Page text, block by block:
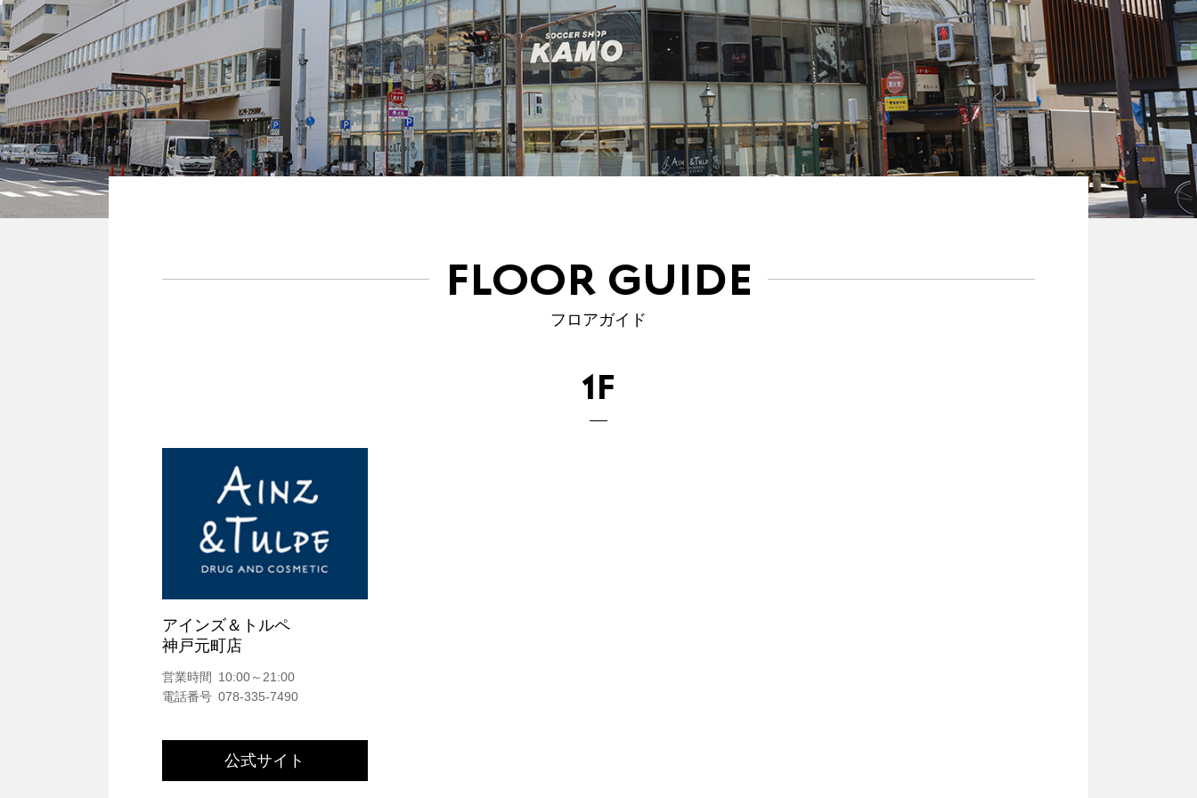
FLOOR GUIDE
フロアガイド
1F
アインズ＆トルペ
神戸元町店
営業時間
10:00～21:00
電話番号 078-335-7490
公式サイト